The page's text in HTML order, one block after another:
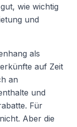
wie wichtig
und
als
auf Zeit
an
und
Für
Aber die